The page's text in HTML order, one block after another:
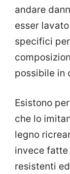
andare
esser
specifici
possibile in
Esistono
che lo
legno
invece
resistenti